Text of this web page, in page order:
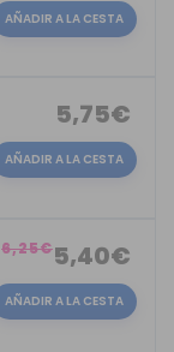
AÑADIR A LA CESTA
5,75€
AÑADIR A LA CESTA
5,40€
6,25€
AÑADIR A LA CESTA